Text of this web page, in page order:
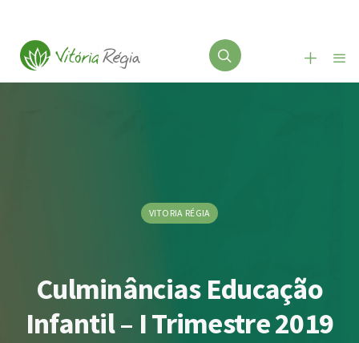
VITORIA RÉGIA
Culminâncias Educação
Infantil – I Trimestre 2019